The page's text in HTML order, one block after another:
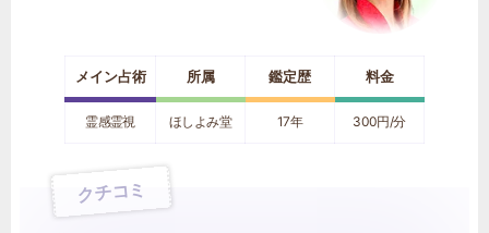
メイン占術 所属 鑑定歴 料金
霊感霊視 ほしよみ堂 17年 300円/分
クチコミ